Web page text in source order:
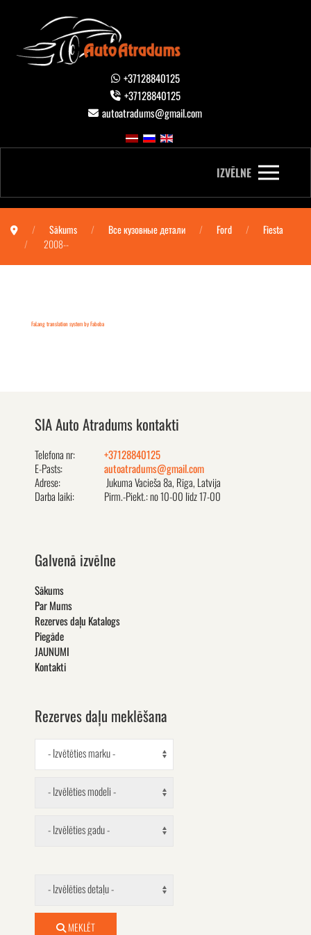
+37128840125
+37128840125
autoatradums@gmail.com
IZVĒLNE
Sākums Все кузовные детали Ford
Fiesta
2008--
FaLang translation system by Faboba
SIA Auto Atradums kontakti
Telefona nr:
+37128840125
E-Pasts:
autoatradums@gmail.com
Adrese:
Jukuma Vacieša 8a, Rīga, Latvija
Darba laiki:
Pirm.-Piekt.: no 10-00 līdz 17-00
Galvenā izvēlne
Sākums
Par Mums
Rezerves daļu Katalogs
Piegāde
JAUNUMI
Kontakti
Rezerves daļu meklēšana
- Izvētēties marku -
- Izvēlēties modeli -
- Izvēlēties gadu -
- Izvēlēties detaļu -
MEKLĒT